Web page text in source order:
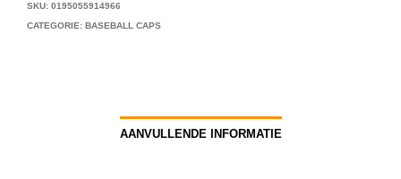
SKU: 0195055914966
CATEGORIE: BASEBALL CAPS
AANVULLENDE INFORMATIE